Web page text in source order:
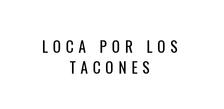
LOCA POR LOS
TACONES